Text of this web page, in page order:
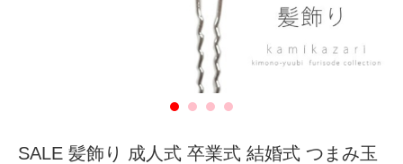
SALE 髪飾り 成人式 卒業式 結婚式 つまみ玉